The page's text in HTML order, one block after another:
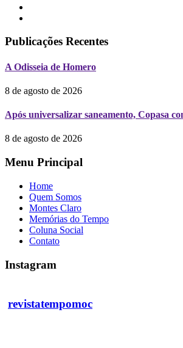
Publicações Recentes
A Odisseia de Homero
8 de agosto de 2026
Após universalizar saneamento, Copasa
8 de agosto de 2026
Menu Principal
Home
Quem Somos
Montes Claro
Memórias do Tempo
Coluna Social
Contato
Instagram
revistatempomoc